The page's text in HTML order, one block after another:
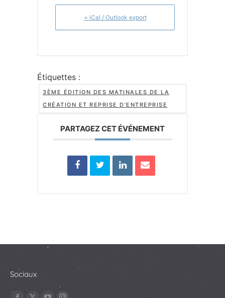
+ iCal / Outlook export
Étiquettes :
3ÈME ÉDITION DES MATINALES DE LA
CRÉATION ET REPRISE D’ENTREPRISE
PARTAGEZ CET ÉVÉNEMENT
Sociaux
Trouvez nous sur :